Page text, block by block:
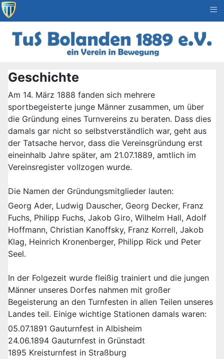
Geschichte
Am 14. März 1888 fanden sich mehrere
sportbegeisterte junge Männer zusammen, um über
die Gründung eines Turnvereins zu beraten. Dass dies
damals gar nicht so selbstverständlich war, geht aus
der Tatsache hervor, dass die Vereinsgründung erst
eineinhalb Jahre später, am 21.07.1889, amtlich im
Vereinsregister vollzogen wurde.
Die Namen der Gründungsmitglieder lauten:
Georg Ader, Ludwig Dauscher, Georg Decker, Franz
Fuchs, Philipp Fuchs, Jakob Giro, Wilhelm Hall, Adolf
Hoffmann, Christian Kanoffsky, Franz Korrell, Jakob
Klag, Heinrich Kronenberger, Philipp Rick und Peter
Seel.
In der Folgezeit wurde fleißig trainiert und die jungen
Männer unseres Dorfes nahmen mit großer
Begeisterung an den Turnfesten in allen Teilen unseres
Landes teil. Einige wichtige Stationen damals waren:
05.07.1891 Gauturnfest in Albisheim
24.06.1894 Gauturnfest in Grünstadt
1895 Kreisturnfest in Straßburg
≡